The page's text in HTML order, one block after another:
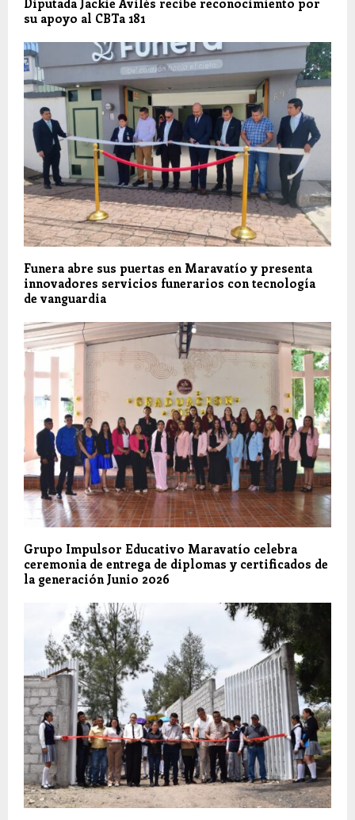
su apoyo al CBTa 181
Funera abre sus puertas en Maravatío y presenta
innovadores servicios funerarios con tecnología
de vanguardia
Grupo Impulsor Educativo Maravatío celebra
ceremonia de entrega de diplomas y certificados de
la generación Junio 2026